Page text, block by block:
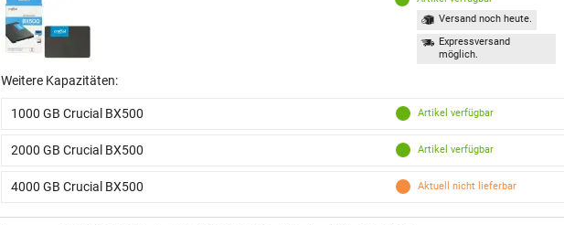
Versand noch heute.
Expressversand
möglich.
Weitere Kapazitäten:
1000 GB Crucial BX500 Artikel verfügbar
2000 GB Crucial BX500 Artikel verfügbar
4000 GB Crucial BX500 Aktuell nicht lieferbar